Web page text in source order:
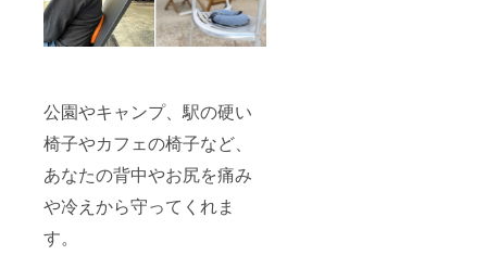
公園やキャンプ、駅の硬い
椅子やカフェの椅子など、
あなたの背中やお尻を痛み
や冷えから守ってくれま
す。